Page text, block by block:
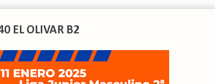
EL OLIVAR B2